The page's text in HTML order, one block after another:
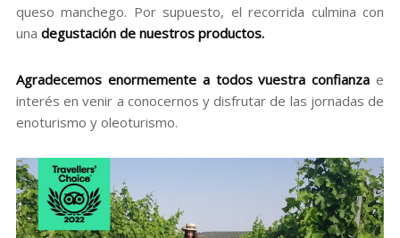
queso manchego. Por supuesto, el recorrida culmina con
una degustación de nuestros productos.
Agradecemos enormemente a todos vuestra confianza e
interés en venir a conocernos y disfrutar de las jornadas de
enoturismo y oleoturismo.